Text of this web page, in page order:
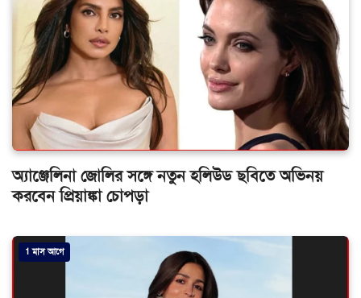
অ্যাঞ্জেলিনা জোলির সঙ্গে নতুন হলিউড ছবিতে অভিনয়
করবেন প্রিয়াঙ্কা চোপড়া
1 মাস আগে